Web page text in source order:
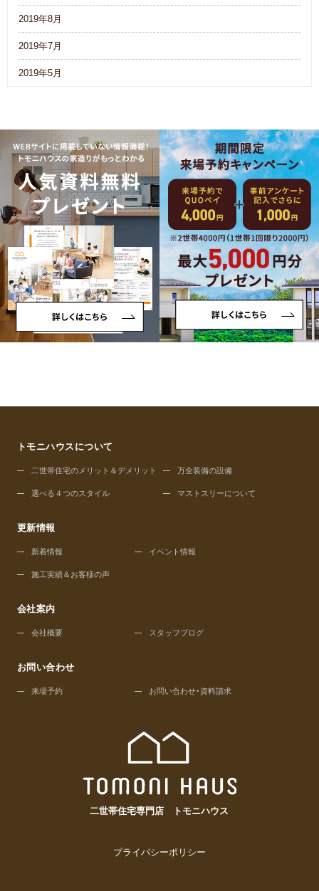
2019年8月
2019年7月
2019年5月
トモニハウスについて
二世帯住宅のメリット＆デメリット 万全装備の設備
選べる４つのスタイル マストスリーについて
更新情報
新着情報 イベント情報
施工実績＆お客様の声
会社案内
会社概要 スタッフブログ
お問い合わせ
来場予約 お問い合わせ・資料請求
二世帯住宅専門店 トモニハウス
プライバシーポリシー